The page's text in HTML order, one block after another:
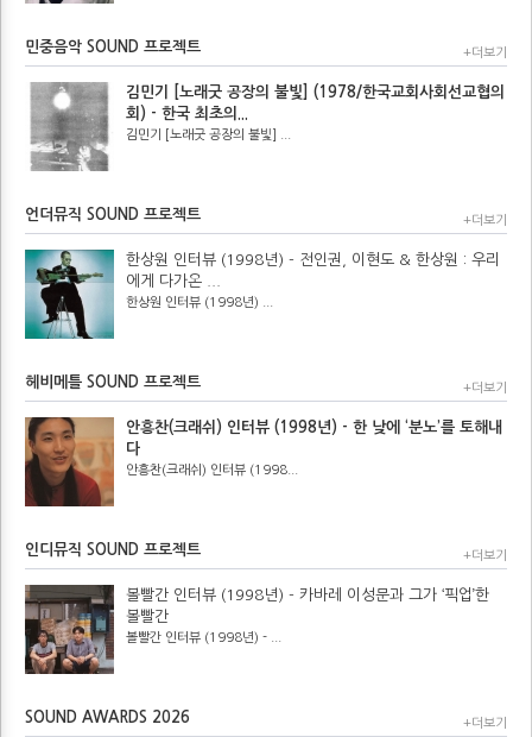
민중음악 SOUND 프로젝트 +더보기
김민기 [노래굿 공장의 불빛] (1978/한국교회사회선교협의
회) - 한국 최초의...
김민기 [노래굿 공장의 불빛] ...
언더뮤직 SOUND 프로젝트 +더보기
한상원 인터뷰 (1998년) - 전인권, 이현도 & 한상원 : 우리
에게 다가온 ...
한상원 인터뷰 (1998년) ...
헤비메틀 SOUND 프로젝트 +더보기
안흥찬(크래쉬) 인터뷰 (1998년) - 한 낮에 ‘분노’를 토해내
다
안흥찬(크래쉬) 인터뷰 (1998...
인디뮤직 SOUND 프로젝트 +더보기
볼빨간 인터뷰 (1998년) - 카바레 이성문과 그가 ‘픽업’한
볼빨간
볼빨간 인터뷰 (1998년) - ...
SOUND AWARDS 2026 +더보기